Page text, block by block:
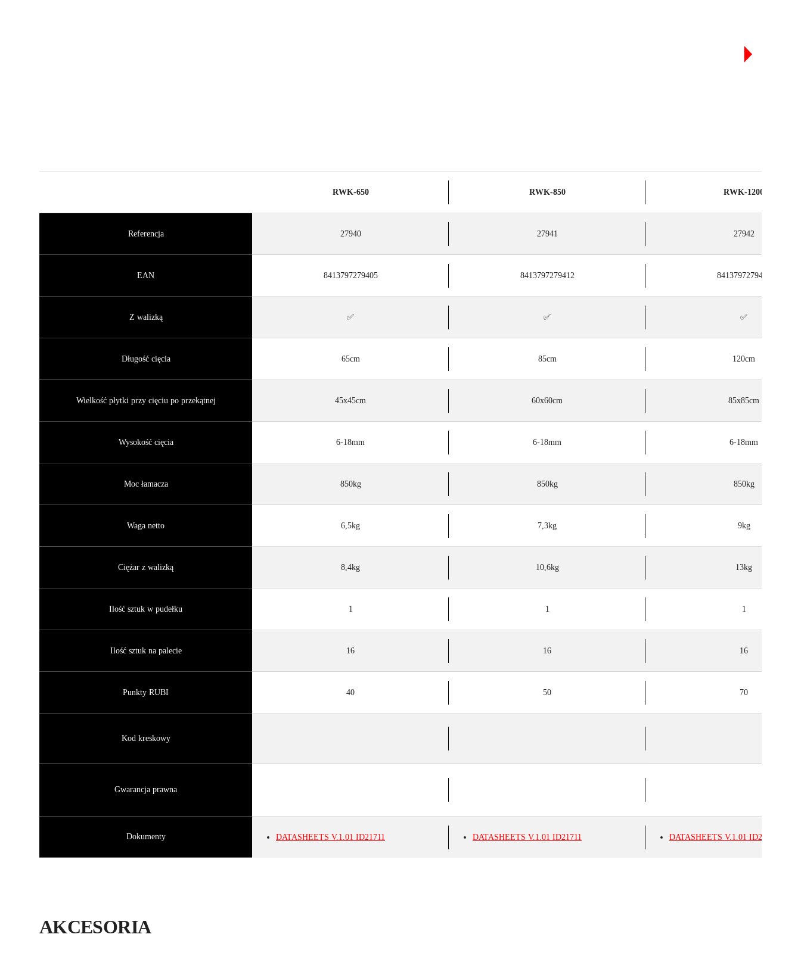
RWK-650 RWK-850 RWK-1200
Referencja 27940 27941 27942
EAN 8413797279405 8413797279412 8413797279429
Z walizką ✅ ✅ ✅
Długość cięcia 65cm 85cm 120cm
Wielkość płytki przy cięciu po przekątnej 45x45cm 60x60cm 85x85cm
Wysokość cięcia 6-18mm 6-18mm 6-18mm
Moc łamacza 850kg 850kg 850kg
Waga netto 6,5kg 7,3kg 9kg
Ciężar z walizką 8,4kg 10,6kg 13kg
Ilość sztuk w pudełku 1 1 1
Ilość sztuk na palecie 16 16 16
Punkty RUBI 40 50 70
Kod kreskowy
Gwarancja prawna
Dokumenty DATASHEETS V.1.01 ID21711 DATASHEETS V.1.01 ID21711 DATASHEETS V.1.01 ID21711
AKCESORIA